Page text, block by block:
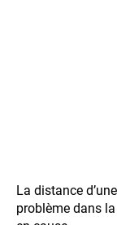
La distance
problème dans